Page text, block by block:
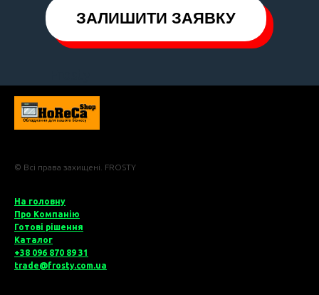
ЗАЛИШИТИ ЗАЯВКУ
© Всі права захищені. FROSTY
На головну
Про Компанію
Готові рішення
Каталог
+38 096 870 89 31
trade@frosty.com.ua